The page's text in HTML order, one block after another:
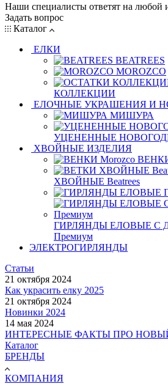
Наши специалисты ответят на любой
Задать вопрос
Каталог
ЕЛКИ
BEATREES
MOROZCO
КОЛЛЕКЦИИ
ЕЛОЧНЫЕ УКРАШЕНИЯ И
МИШУРА
УЦЕНЕННЫЕ
ХВОЙНЫЕ ИЗДЕЛИЯ
ХВОЙНЫЕ Beatrees
ГИРЛЯНДЫ ЕЛОВЫЕ С
Премиум
ЭЛЕКТРОГИРЛЯНДЫ
Статьи
21 октября 2024
Как украсить елку 2025
21 октября 2024
Новинки 2024
14 мая 2024
ИНТЕРЕСНЫЕ ФАКТЫ ПРО
Каталог
БРЕНДЫ
КОМПАНИЯ